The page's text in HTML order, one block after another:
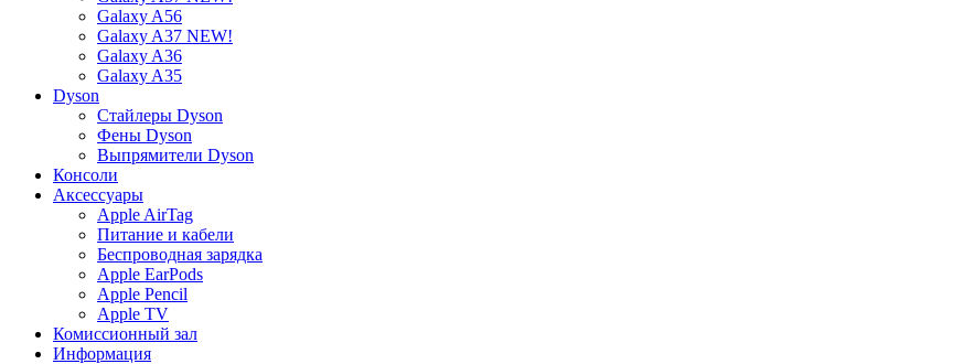
Galaxy A56
Galaxy A37 NEW!
Galaxy A36
Galaxy A35
Dyson
Стайлеры Dyson
Фены Dyson
Выпрямители Dyson
Консоли
Аксессуары
Apple AirTag
Питание и кабели
Беспроводная зарядка
Apple EarPods
Apple Pencil
Apple TV
Комиссионный зал
Информация